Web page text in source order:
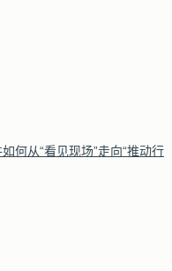
何从“看见现场”走向“推动行